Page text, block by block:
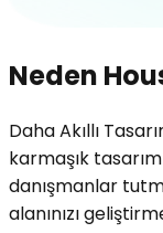
Neden
Daha Akıllı
karmaşık
danışmanlar
alanınızı